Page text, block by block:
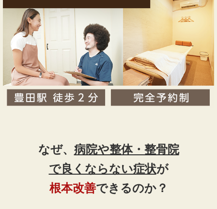
なぜ、 病院や整体・整骨院
で良くならない症状が
根本改善できるのか？